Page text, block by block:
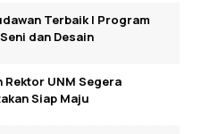
Terbaik I Program
dan Desain
Rektor UNM Segera
Siap Maju